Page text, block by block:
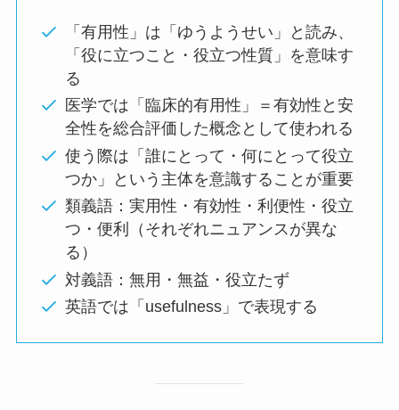
「有用性」は「ゆうようせい」と読み、
「役に立つこと・役立つ性質」を意味す
る
医学では「臨床的有用性」＝有効性と安
全性を総合評価した概念として使われる
使う際は「誰にとって・何にとって役立
つか」という主体を意識することが重要
類義語：実用性・有効性・利便性・役立
つ・便利（それぞれニュアンスが異な
る）
対義語：無用・無益・役立たず
英語では「usefulness」で表現する